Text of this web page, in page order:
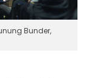
Bunder,